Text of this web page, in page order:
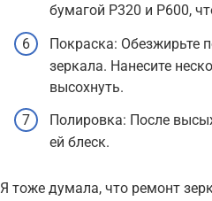
бумагой P320 и P600,
Покраска: Обезжирьте
зеркала. Нанесите
высохнуть.
Полировка: После
ей блеск.
Я тоже думала, что ремонт